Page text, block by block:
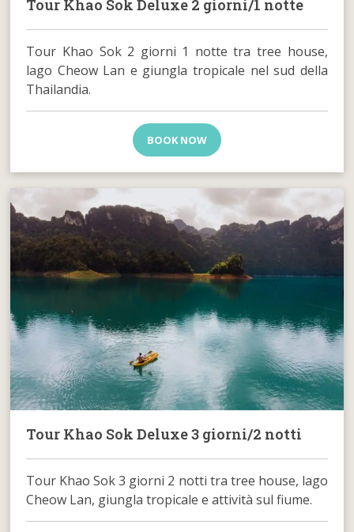
Tour Khao Sok Deluxe 2 giorni/1 notte
Tour Khao Sok 2 giorni 1 notte tra tree house,
lago Cheow Lan e giungla tropicale nel sud della
Thailandia.
BOOK NOW
Tour Khao Sok Deluxe 3 giorni/2 notti
Tour Khao Sok 3 giorni 2 notti tra tree house, lago
Cheow Lan, giungla tropicale e attività sul fiume.